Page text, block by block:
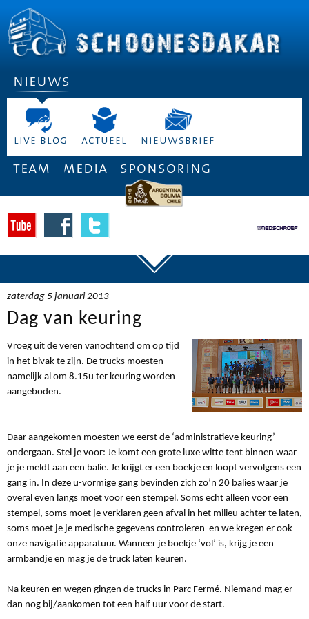
nieuws
live blog actueel nieuwsbrief
team media sponsoring
zaterdag 5 januari 2013
Dag van keuring
Vroeg uit de veren vanochtend om op tijd
in het bivak te zijn. De trucks moesten
namelijk al om 8.15u ter keuring worden
aangeboden.
Daar aangekomen moesten we eerst de ‘administratieve keuring’
ondergaan. Stel je voor: Je komt een grote luxe witte tent binnen waar
je je meldt aan een balie. Je krijgt er een boekje en loopt vervolgens een
gang in. In deze u-vormige gang bevinden zich zo’n 20 balies waar je
overal even langs moet voor een stempel. Soms echt alleen voor een
stempel, soms moet je verklaren geen afval in het milieu achter te laten,
soms moet je je medische gegevens controleren en we kregen er ook
onze navigatie apparatuur. Wanneer je boekje ‘vol’ is, krijg je een
armbandje en mag je de truck laten keuren.
Na keuren en wegen gingen de trucks in Parc Fermé. Niemand mag er
dan nog bij/aankomen tot een half uur voor de start.